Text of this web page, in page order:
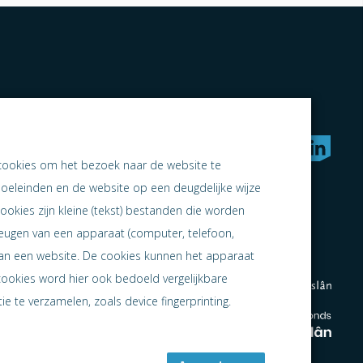
naar samen ondernemen
om het bezoek naar de website te
en de website op een deugdelijke wijze
zijn kleine (tekst) bestanden die worden
van een apparaat (computer, telefoon,
een website. De cookies kunnen het apparaat
word hier ook bedoeld vergelijkbare
te verzamelen, zoals device fingerprinting.